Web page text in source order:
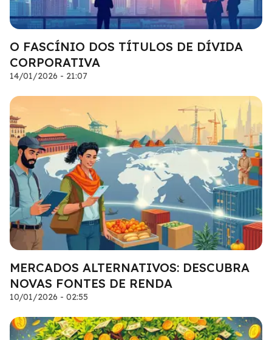
O FASCÍNIO DOS TÍTULOS DE DÍVIDA
CORPORATIVA
14/01/2026 - 21:07
MERCADOS ALTERNATIVOS: DESCUBRA
NOVAS FONTES DE RENDA
10/01/2026 - 02:55